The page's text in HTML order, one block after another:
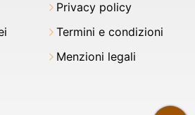
Privacy policy
Termini e condizioni
Menzioni legali